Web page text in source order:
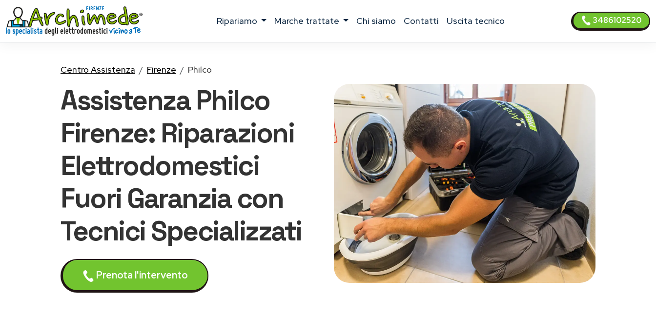
ripariamo marche trattate chi siamo contatti uscita tecnico 3486102520
Centro Assistenza Firenze Philco
Assistenza Philco
Firenze: Riparazioni
Elettrodomestici
Fuori Garanzia con
Tecnici Specializzati
Prenota l'intervento